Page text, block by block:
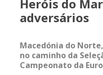
Heróis do
adversários
Macedónia do
no caminho da
Campeonato da